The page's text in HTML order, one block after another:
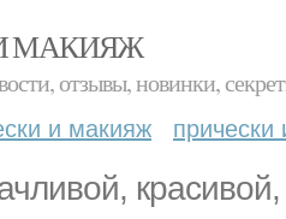
МАКИЯЖ
отзывы, новинки,
и макияж